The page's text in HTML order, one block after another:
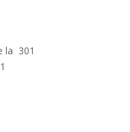
la 301